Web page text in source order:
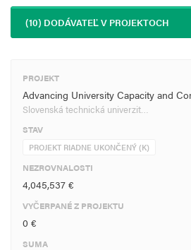
(10) DODÁVATEĽ V PROJEKTOCH
PROJEKT
Advancing University Capacity and
Slovenská technická univerzit…
STAV
PROJEKT RIADNE UKONČENÝ (K)
NEZROVNALOSTI
4,045,537 €
VYČERPANÉ Z PROJEKTU
0 €
SUMA